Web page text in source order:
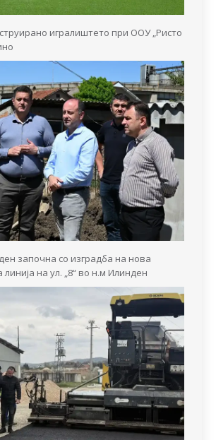
игралиштето при ООУ „Ристо
започна со изградба на нова
на ул. „8“ во н.м Илинден